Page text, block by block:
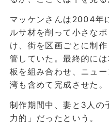
マッケンさんは2004年
ルサ材を削って小さな
け、街を区画ごとに制
管していた。最終的に
板を組み合わせ、ニュ
湾も含めて完成させた。
制作期間中、妻と3人の
力的」だったという。